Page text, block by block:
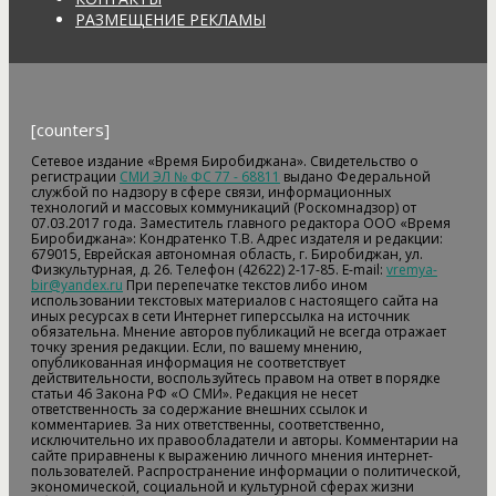
РАЗМЕЩЕНИЕ РЕКЛАМЫ
[counters]
Сетевое издание «Время Биробиджана». Свидетельство о
регистрации СМИ ЭЛ № ФС 77 - 68811 выдано Федеральной
службой по надзору в сфере связи, информационных
технологий и массовых коммуникаций (Роскомнадзор) от
07.03.2017 года. Заместитель главного редактора ООО «Время
Биробиджана»: Кондратенко Т.В. Адрес издателя и редакции:
679015, Еврейская автономная область, г. Биробиджан, ул.
Физкультурная, д. 26. Телефон (42622) 2-17-85. E-mail: vremya-
bir@yandex.ru При перепечатке текстов либо ином
использовании текстовых материалов с настоящего сайта на
иных ресурсах в сети Интернет гиперссылка на источник
обязательна. Мнение авторов публикаций не всегда отражает
точку зрения редакции. Если, по вашему мнению,
опубликованная информация не соответствует
действительности, воспользуйтесь правом на ответ в порядке
статьи 46 Закона РФ «О СМИ». Редакция не несет
ответственность за содержание внешних ссылок и
комментариев. За них ответственны, соответственно,
исключительно их правообладатели и авторы. Комментарии на
сайте приравнены к выражению личного мнения интернет-
пользователей. Распространение информации о политической,
экономической, социальной и культурной сферах жизни